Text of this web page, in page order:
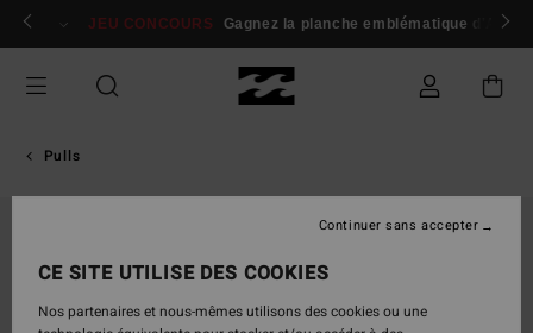
Passer
Se connecter / s'inscrire
JEU CONCOURS Gagnez la planche emblématique d'Andy
Pulls
CE SITE UTILISE DES COOKIES
Nos partenaires et nous-mêmes utilisons des cookies ou une
Continuer sans accepter